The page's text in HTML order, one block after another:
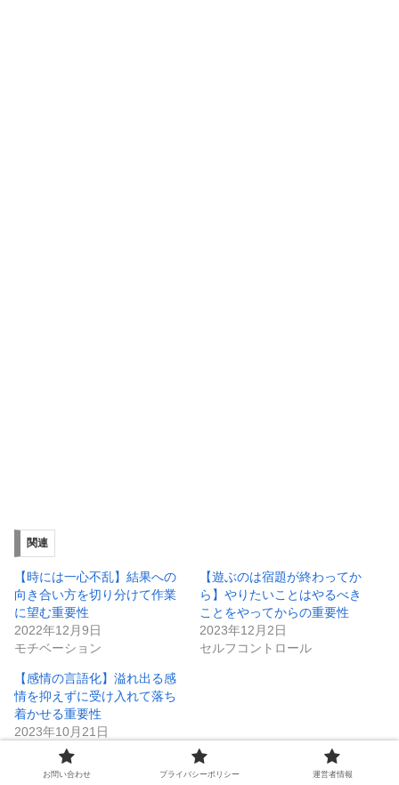
関連
【時には一心不乱】結果への
向き合い方を切り分けて作業
に望む重要性
2022年12月9日
モチベーション
【遊ぶのは宿題が終わってか
ら】やりたいことはやるべき
ことをやってからの重要性
2023年12月2日
セルフコントロール
【感情の言語化】溢れ出る感
情を抑えずに受け入れて落ち
着かせる重要性
2023年10月21日
セルフコントロール
お問い合わせ プライバシーポリシー 運営者情報